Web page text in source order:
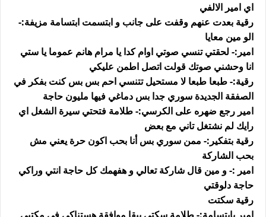
اي امير الالفي
رقية بعدت عنهم وقفت على جانب و ابتسمت ابتسامة مزيفة:-
الو مين معايا
امير:- لحقتي تنسي صوتي اوام كدا يا مرام هانم عموما يا ستي
انا وحشني صوتك قولت اتصل اطمن عليكي
رقية:- طبعا طبعا لا مستحيل تتنسي احم بس بس كنت بفكر في
الصفقة الجديدة سوري جدا بس دماغي فيها مليون حاجة
امير رجع ضهره على الكرسي:- طلامة فتحتي سيرة الشغل اي
رايك لم نشتغل تاني مع بعض
رقية بتفكير:- ممن سوري بس أنا بحب اكون حرة يعني مش
بحب الشاركة
امير :- و مين قال شاركة تعالي و هفهمك كل حاجة انتي وراكي
حاجة دلوقتي
رقية سكتت